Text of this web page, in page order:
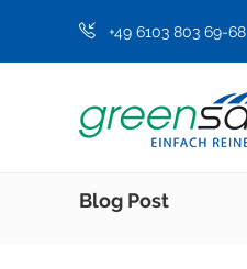
+49 6103 803 69-68
Blog Post